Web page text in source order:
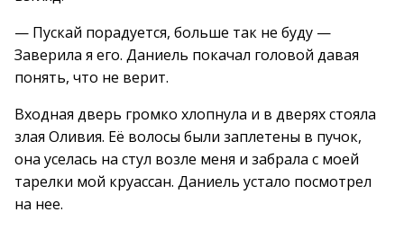
— Пускай порадуется, больше так не буду —
Заверила я его. Даниель покачал головой давая
понять, что не верит.
Входная дверь громко хлопнула и в дверях стояла
злая Оливия. Её волосы были заплетены в пучок,
она уселась на стул возле меня и забрала с моей
тарелки мой круассан. Даниель устало посмотрел
на нее.